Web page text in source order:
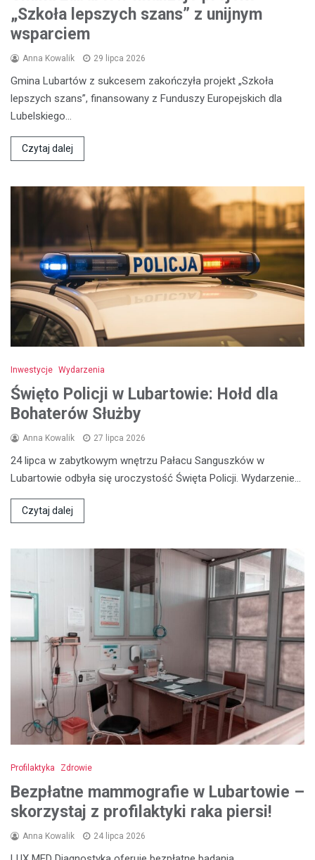
„Szkoła lepszych szans” z unijnym
wsparciem
Anna Kowalik 29 lipca 2026
Gmina Lubartów z sukcesem zakończyła projekt „Szkoła
lepszych szans”, finansowany z Funduszy Europejskich dla
Lubelskiego…
Czytaj dalej
Inwestycje Wydarzenia
Święto Policji w Lubartowie: Hołd dla
Bohaterów Służby
Anna Kowalik 27 lipca 2026
24 lipca w zabytkowym wnętrzu Pałacu Sanguszków w
Lubartowie odbyła się uroczystość Święta Policji. Wydarzenie…
Czytaj dalej
Profilaktyka Zdrowie
Bezpłatne mammografie w Lubartowie –
skorzystaj z profilaktyki raka piersi!
Anna Kowalik 24 lipca 2026